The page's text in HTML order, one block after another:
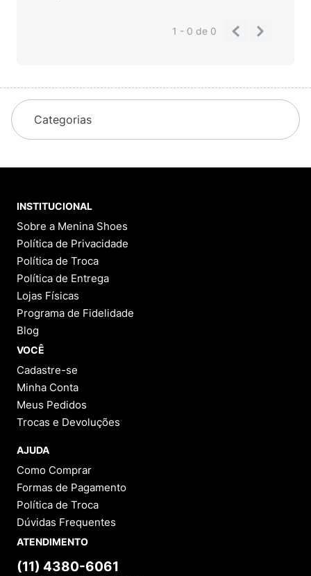
1 - 0de 0
Categorias
INSTITUCIONAL
Sobre a Menina Shoes
Política de Privacidade
Política de Troca
Política de Entrega
Lojas Físicas
Programa de Fidelidade
Blog
VOCÊ
Cadastre-se
Minha Conta
Meus Pedidos
Trocas e Devoluções
AJUDA
Como Comprar
Formas de Pagamento
Política de Troca
Dúvidas Frequentes
ATENDIMENTO
(11) 4380-6061